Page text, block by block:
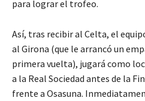
para lograr el trofeo.
Así, tras recibir al Celta, el
al Girona (que le arrancó un
primera vuelta), jugará como
a la Real Sociedad antes de la
frente a Osasuna.